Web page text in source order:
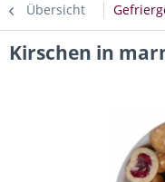
Übersicht
Kirschen in